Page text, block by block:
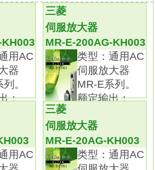
测试系统中电机不带负载，
测试系统相比，该系统体积相
和控制电路也比较简单，
系统不能模拟伺服驱动器的实
类测试系统仅用于被测系统在
速和角位移的测试，
动器进行全面而准确的测试。1
放大器MELSERVO-J4系列。
。
用AC
器
。
：
三菱
伺服放大器
MR-E-200AG-KH003
类型：通用AC
伺服放大器
MR-E系列。
额定输出：
用AC
三菱
伺服放大器
MR-E-20AG-KH003
类型：通用AC